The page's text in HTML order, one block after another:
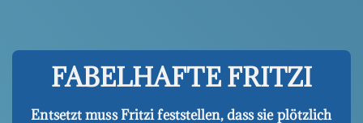
FABELHAFTE FRITZI
Entsetzt muss Fritzi feststellen, dass sie plötzlich